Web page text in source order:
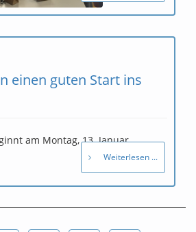
einen guten Start ins
am Montag, 13. Januar.
Weiterlesen ...